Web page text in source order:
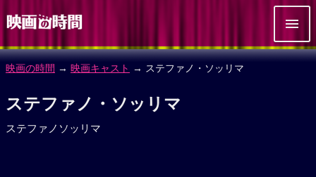
映画の時間 → 映画キャスト → ステファノ・ソッリマ
ステファノ・ソッリマ
ステファノソッリマ